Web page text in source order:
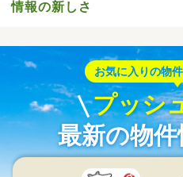
情報の新しさ
お気に入りの物
プッシ
最新の物